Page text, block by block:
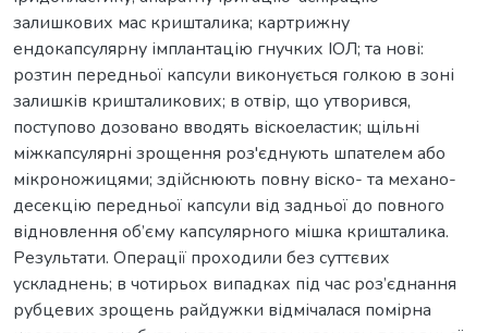
залишкових мас кришталика; картрижну
ендокапсулярну імплантацію гнучких ІОЛ; та нові:
розтин передньої капсули виконується голкою в зоні
залишків кришталикових; в отвір, що утворився,
поступово дозовано вводять віскоеластик; щільні
міжкапсулярні зрощення роз'єднують шпателем або
мікроножицями; здійснюють повну віско- та механо-
десекцію передньої капсули від задньої до повного
відновлення об’єму капсулярного мішка кришталика.
Результати. Операції проходили без суттєвих
ускладнень; в чотирьох випадках під час роз’єднання
рубцевих зрощень райдужки відмічалася помірна